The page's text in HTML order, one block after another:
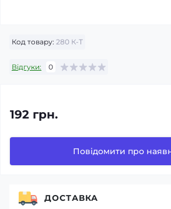
Код товару: 280 К-Т
Відгуки: 0
192 грн.
Повідомити про
ДОСТАВКА